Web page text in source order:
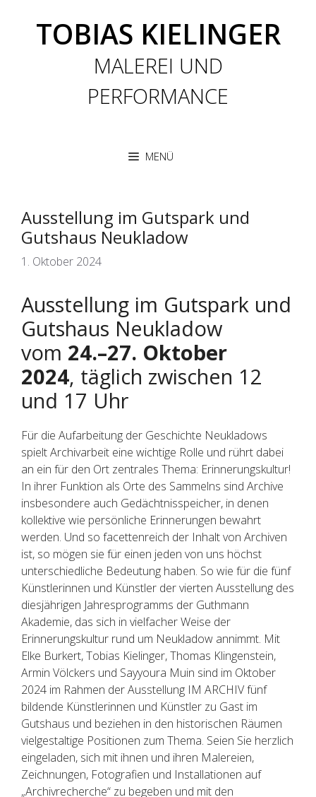
TOBIAS KIELINGER
MALEREI UND
PERFORMANCE
MENÜ
Ausstellung im Gutspark und
Gutshaus Neukladow
1. Oktober 2024
Ausstellung im Gutspark und
Gutshaus Neukladow
vom 24.–27. Oktober
2024, täglich zwischen 12
und 17 Uhr
Für die Aufarbeitung der Geschichte Neukladows
spielt Archivarbeit eine wichtige Rolle und rührt dabei
an ein für den Ort zentrales Thema: Erinnerungskultur!
In ihrer Funktion als Orte des Sammelns sind Archive
insbesondere auch Gedächtnisspeicher, in denen
kollektive wie persönliche Erinnerungen bewahrt
werden. Und so facettenreich der Inhalt von Archiven
ist, so mögen sie für einen jeden von uns höchst
unterschiedliche Bedeutung haben. So wie für die fünf
Künstlerinnen und Künstler der vierten Ausstellung des
diesjährigen Jahresprogramms der Guthmann
Akademie, das sich in vielfacher Weise der
Erinnerungskultur rund um Neukladow annimmt. Mit
Elke Burkert, Tobias Kielinger, Thomas Klingenstein,
Armin Völckers und Sayyoura Muin sind im Oktober
2024 im Rahmen der Ausstellung IM ARCHIV fünf
bildende Künstlerinnen und Künstler zu Gast im
Gutshaus und beziehen in den historischen Räumen
vielgestaltige Positionen zum Thema. Seien Sie herzlich
eingeladen, sich mit ihnen und ihren Malereien,
Zeichnungen, Fotografien und Installationen auf
„Archivrecherche“ zu begeben und mit den